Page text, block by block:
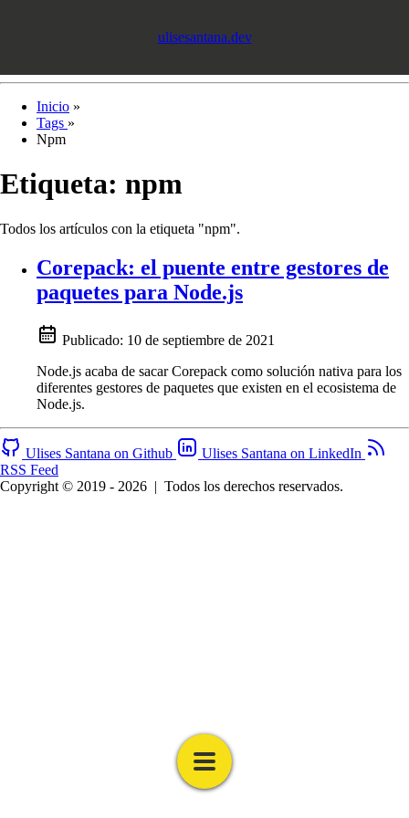
ulisesantana.dev
Inicio »
Tags »
Npm
Etiqueta: npm
Todos los artículos con la etiqueta "npm".
Corepack: el puente entre gestores de
paquetes para Node.js
Publicado: 10 de septiembre de 2021
Node.js acaba de sacar Corepack como solución nativa para los
diferentes gestores de paquetes que existen en el ecosistema de
Node.js.
Ulises Santana on Github
Ulises Santana on LinkedIn
RSS Feed
Copyright © 2019 - 2026 | Todos los derechos reservados.